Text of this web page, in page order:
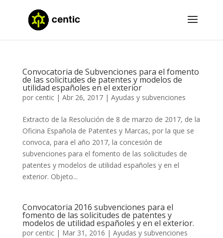
Convocatoria de Subvenciones para el fomento
de las solicitudes de patentes y modelos de
utilidad españoles en el exterior
por centic| Abr 26, 2017| Ayudas y subvenciones
Extracto de la Resolución de 8 de marzo de 2017, de la
Oficina Española de Patentes y Marcas, por la que se
convoca, para el año 2017, la concesión de
subvenciones para el fomento de las solicitudes de
patentes y modelos de utilidad españoles y en el
exterior. Objeto...
Convocatoria 2016 subvenciones para el
fomento de las solicitudes de patentes y
modelos de utilidad españoles y en el exterior.
por centic| Mar 31, 2016 | Ayudas y subvenciones